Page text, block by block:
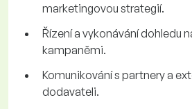
marketingovou strategií.
Řízení a vykonávání dohledu
kampaněmi.
Komunikování s partnery a
dodavateli.